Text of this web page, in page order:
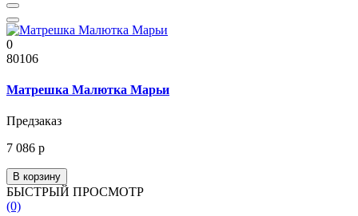
0
80106
Матрешка Малютка Марьи
Предзаказ
7 086 р
В корзину
БЫСТРЫЙ ПРОСМОТР
(0)